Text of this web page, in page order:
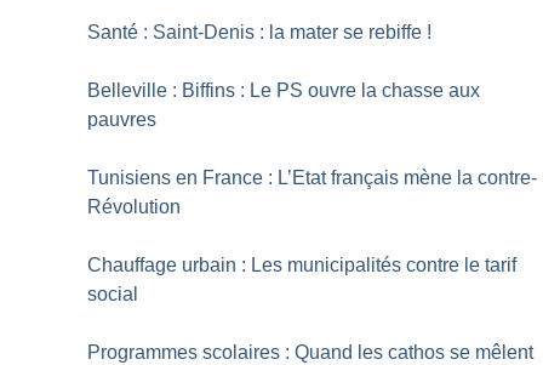
Santé : Saint-Denis : la mater se rebiffe !
Belleville : Biffins : Le PS ouvre la chasse aux
pauvres
Tunisiens en France : L’Etat français mène la contre-
Révolution
Chauffage urbain : Les municipalités contre le tarif
social
Programmes scolaires : Quand les cathos se mêlent